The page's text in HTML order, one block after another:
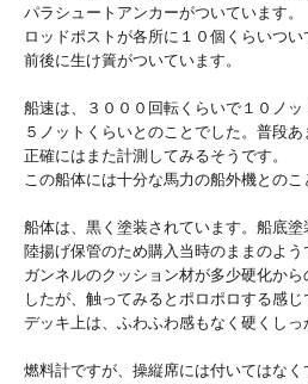
パラシュートアンカーがついています。
ロッドポストが各所に１０個くらいつい
前後に生け簀がついています。
船速は、３０００回転くらいで１０ノ
５ノットくらいとのことでした。普段あ
正確にはまた計測してみるそうです。
この船体には十分な馬力の船外機とのこ
船体は、黒く塗装されています。船底
陸揚げ保管のため購入当時のままのよう
ガンネルのクッション材が多少硬化か
したが、触ってみるとポロポロする感じ
デッキ上は、ふわふわ感もなく硬くしっ
燃料計ですが、操縦席には付いてはな